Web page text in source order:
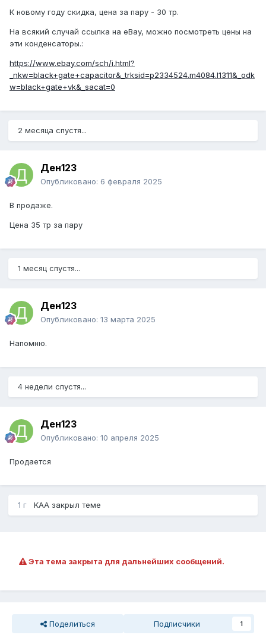
К новому году скидка, цена за пару - 30 тр.
На всякий случай ссылка на eBay, можно посмотреть цены на
эти конденсаторы.:
https://www.ebay.com/sch/i.html?
_nkw=black+gate+capacitor&_trksid=p2334524.m4084.l1311&_odk
w=black+gate+vk&_sacat=0
2 месяца спустя...
Ден123
Опубликовано: 6 февраля 2025
В продаже.
Цена 35 тр за пару
1 месяц спустя...
Ден123
Опубликовано: 13 марта 2025
Напомню.
4 недели спустя...
Ден123
Опубликовано: 10 апреля 2025
Продается
1 г KAA закрыл теме
Эта тема закрыта для дальнейших сообщений.
Поделиться Подписчики 1